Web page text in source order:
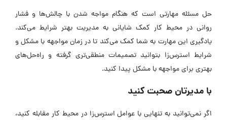
حل مسئله مهارتی است که هنگام مواجه شدن با چالش‌ها و فشار
روانی در محیط کار کمک شایانی به مدیریت بهتر شرایط می‌کند.
یادگیری این مهارت به شما کمک می‌کند تا در زمان مواجهه با مشکل و
شرایط استرس‌زا بتوانید تصمیمات منطقی‌تری گرفته و راه‌حل‌های
بهتری برای مواجهه با مشکل پیدا کنید.
با مدیرتان صحبت کنید
اگر نمی‌توانید به تنهایی با عوامل استرس‌زا در محیط کار مقابله کنید،